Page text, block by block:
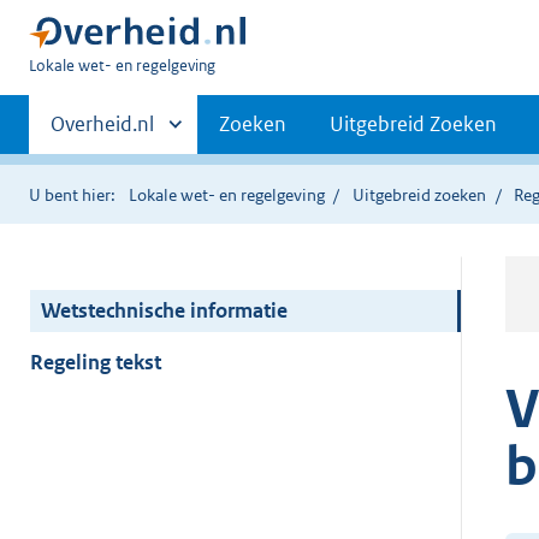
U
hier:
Lokale wet- en regelgeving
Primaire
navigatie
Andere
sites
binnen
Overheid.nl Zoeken Uitgebreid Zoeken
U bent hier: Lokale wet- en regelgeving Uitgebreid zoeken
Wetstechnische informatie
Regeling tekst